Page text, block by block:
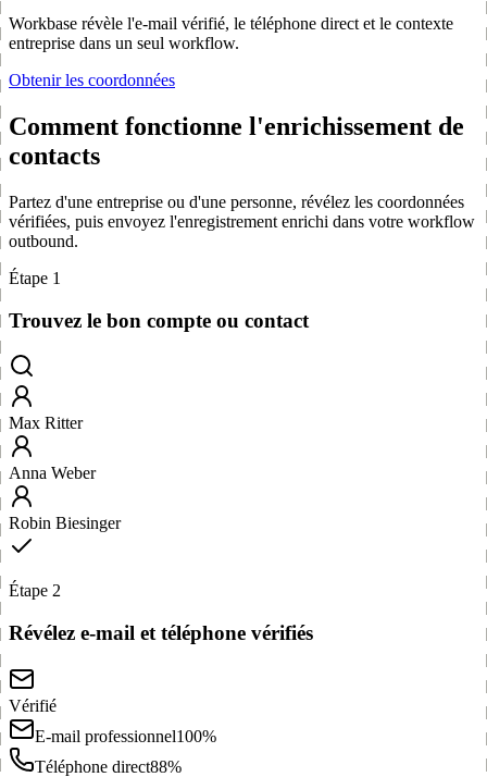
Workbase révèle l'e-mail vérifié, le téléphone direct et le contexte
entreprise dans un seul workflow.
Obtenir les coordonnées
Comment fonctionne l'enrichissement de
contacts
Partez d'une entreprise ou d'une personne, révélez les coordonnées
vérifiées, puis envoyez l'enregistrement enrichi dans votre workflow
outbound.
Étape 1
Trouvez le bon compte ou contact
Max Ritter
Anna Weber
Robin Biesinger
Étape 2
Révélez e-mail et téléphone vérifiés
Vérifié
E-mail professionnel100%
Téléphone direct88%